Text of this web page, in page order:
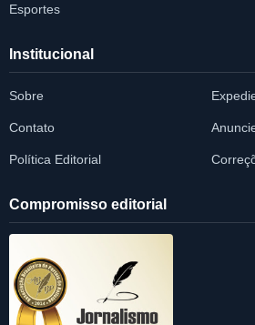
Esportes
Institucional
Sobre
Contato
Política Editorial
Compromisso editorial